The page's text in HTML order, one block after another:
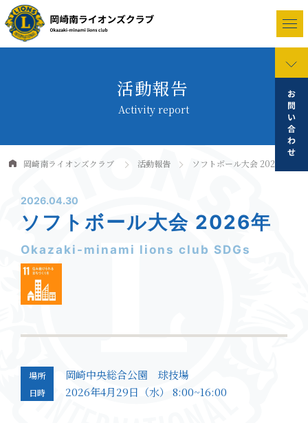
活動報告
Activity report
岡崎南ライオンズクラブ 活動報告 ソフトボール大会 2026年
2026.04.30
ソフトボール大会 2026年
Okazaki-minami lions club SDGs
場所 岡崎中央総合公園 球技場
日時 2026年4月29日（水） 8:00~16:00